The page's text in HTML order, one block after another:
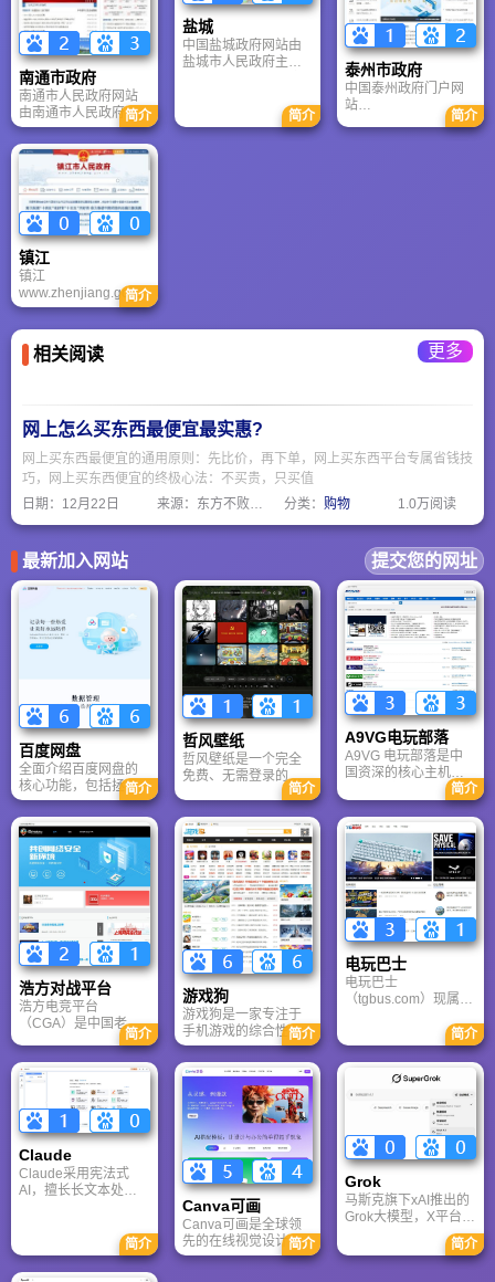
互动功能于一体，市
县区两级政府统一对
外的政府门户网站。
积极推进了各种网上
便民服务，努力把政
府网站建设成展示无
锡形象的总窗口，为
民服务的总平台，联
系群众的现代化桥
群分布于市域中部，
山体高低不一，其中
贾汪区中部的大洞山
为全市最高峰 ，海拔
新沂市北部的马陵
山，海拔122.9米。平
古城。春秋末期前547
年，吴王寿梦第四子
季札封邑延陵，开始
了长达2500多年有准
确纪年和确切地名的
历史。西汉高祖五年
前202年改称毗陵。西
晋武帝太康二年281
南通市政府
南通市人民政府网站
由南通市人民政府主
办、南通市人民政府
办公室承办、南通市
大数据管理中心具体
建设管理。
简介
盐城
中国盐城政府网站由
盐城市人民政府主
建设过程中我们始终
以宣传盐城、服务社
简介
泰州市政府
中国泰州政府门户网
站
www.taizhou.gov.cn
始建于1999年，是江
力推进政府管理创
新，整体内容设计分
能版块。
简介
镇江
镇江
www.zhenjiang.gov.c
n是国务院第二批公布
的国家历史文化名
城，有着极其丰厚的
文化积淀。这里曾产
精神承载力对后世的
文明化进程催化出难
以估量的作用和影
响。那一部部如“日月
经天、江河行地”般的
刻而睿智的光芒。
简介
相关阅读 更多
网上怎么买东西最便宜最实惠?
网上买东西最便宜的通用原则：先比价，再下单，网上买东西平台专属省钱技
巧，网上买东西便宜的终极心法：不买贵，只买值
日期： 12月22日 来源：东方不败网址大全 分类： 购物 1.0万阅读
最新加入网站 提交您的网址
百度网盘
全面介绍百度网盘的
核心功能，包括拯救
手机内存、在线看视
频、AI智能做笔记与
总结长文。详细解答
数据安全性及服务器
备份机制，带你了解
GenFlow AI智能体如
何帮你高效办公与学
习。
简介
哲风壁纸
哲风壁纸是一个完全
免费、无需登录的高
清壁纸下载网站。提
供海量4K、8K超清电
脑与手机壁纸，涵盖
动漫、风景、赛博朋
克等多元风格。支持
动态壁纸与头像制
作，国内访问极速，
是美化桌面的首选平
台。
简介
A9VG电玩部落
A9VG 电玩部落是中
国资深的核心主机游
戏玩家社区。网站以
论坛为核心，提供全
面的主机游戏资讯、
攻略和资料库，覆盖
PlayStation、Xbox、
Switch 等全平台。凭
借其深厚的历史积淀
和活跃的用户群体，
A9VG 成为硬核玩家
交流心得、分享攻略
的首选平台之一。
简介
浩方对战平台
浩方电竞平台
（CGA）是中国老牌
游戏联机平台，提供
CS、War3、星际争霸
等经典游戏的稳定联
机服务。重温DOTA1
的激情岁月，找回当
年的战友。同时提供
最新CGA电竞赛事资
讯及热门页游入口，
致敬中国电竞的黄金
时代。
简介
游戏狗
游戏狗是一家专注于
手机游戏的综合性门
户网站。它致力于为
手游玩家提供最新、
最全的游戏资讯、攻
略、评测及视频等内
容，是国内较早一批
专注于移动游戏领域
的垂直媒体。
简介
电玩巴士
电玩巴士
（tgbus.com）现属于
注于解决游戏用户需
求的综合性游戏门户
网站，电玩巴士是一
个全面的综合性游戏
门户，专注于为全球
玩家提供主机、PC及
移动端游戏的全方位
资讯。
简介
Claude
Claude采用宪法式
AI，擅长长文本处理
在复杂推理、代码与
快速迭代上占优。两
者定位不同，各有千
简介
Canva可画
Canva可画是全球领
先的在线视觉设计平
台，内置AI“魔力工作
简介
Grok
马斯克旗下xAI推出的
Grok大模型，X平台实
时数据整合与多智能
体协作的核心优势。
针对其中文能力、隐
简介